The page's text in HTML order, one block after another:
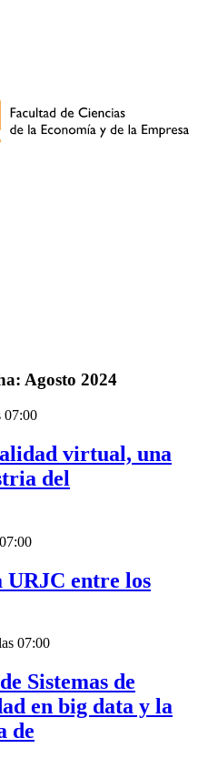
Agosto 2024
07:00
virtual, una
del
URJC entre los
07:00
Sistemas de
en big data y la
de